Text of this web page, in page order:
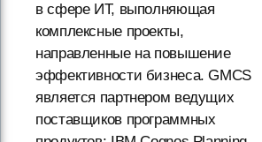
в сфере ИТ, выполняющая
комплексные проекты,
направленные на повышение
эффективности бизнеса. GMCS
является партнером ведущих
поставщиков программных